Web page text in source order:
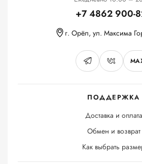
ПОДДЕРЖКА
Доставка и оплата
Обмен и возврат
Как выбрать
+7 4862 900-
г. Орёл, ул. Максима